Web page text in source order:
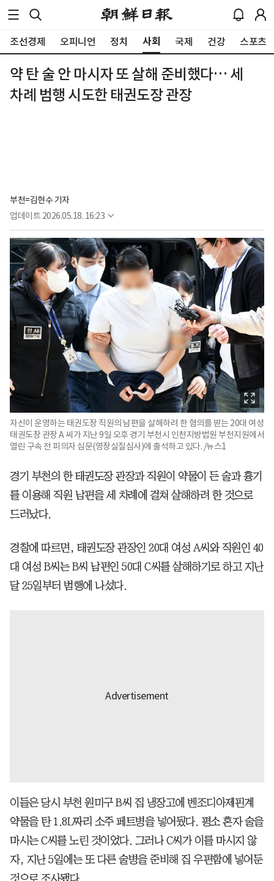
조선경제 오피니언 정치 사회 국제 건강 스포츠
약 탄 술 안 마시자 또 살해 준비했다… 세
차례 범행 시도한 태권도장 관장
부천=김현수 기자
업데이트 2026.05.18. 16:23
자신이 운영하는 태권도장 직원의 남편을 살해하려 한 혐의를 받는 20대 여성
태권도장 관장 A 씨가 지난 9일 오후 경기 부천시 인천지방법원 부천지원에서
열린 구속 전 피의자 심문(영장실질심사)에 출석하고 있다. /뉴스1
경기 부천의 한 태권도장 관장과 직원이 약물이 든 술과 흉기
를 이용해 직원 남편을 세 차례에 걸쳐 살해하려 한 것으로
드러났다.
경찰에 따르면, 태권도장 관장인 20대 여성 A씨와 직원인 40
대 여성 B씨는 B씨 남편인 50대 C씨를 살해하기로 하고 지난
달 25일부터 범행에 나섰다.
이들은 당시 부천 원미구 B씨 집 냉장고에 벤조디아제핀계
약물을 탄 1.8L짜리 소주 페트병을 넣어뒀다. 평소 혼자 술을
마시는 C씨를 노린 것이었다. 그러나 C씨가 이를 마시지 않
자, 지난 5일에는 또 다른 술병을 준비해 집 우편함에 넣어둔
것으로 조사됐다.